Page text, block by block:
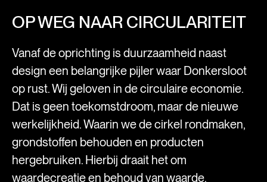
OP WEG NAAR CIRCULARITEIT
Vanaf de oprichting is duurzaamheid naast
design een belangrijke pijler waar Donkersloot
op rust. Wij geloven in de circulaire economie.
Dat is geen toekomstdroom, maar de nieuwe
werkelijkheid. Waarin we de cirkel rondmaken,
grondstoffen behouden en producten
hergebruiken. Hierbij draait het om
waardecreatie en behoud van waarde.